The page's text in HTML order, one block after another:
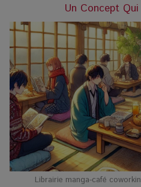
Un Concept
Librairie manga-café